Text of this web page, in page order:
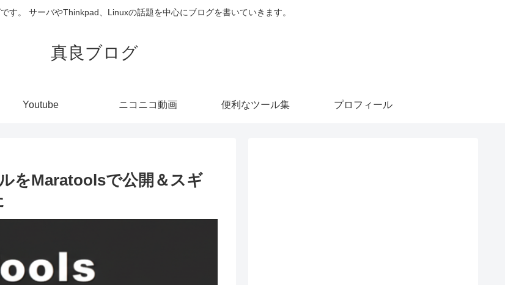
す。 サーバやThinkpad、Linuxの話題を中心にブログを書いていきます。
真良ブログ
Youtube ニコニコ動画 便利なツール集 プロフィール
をMaratoolsで公開＆スギ